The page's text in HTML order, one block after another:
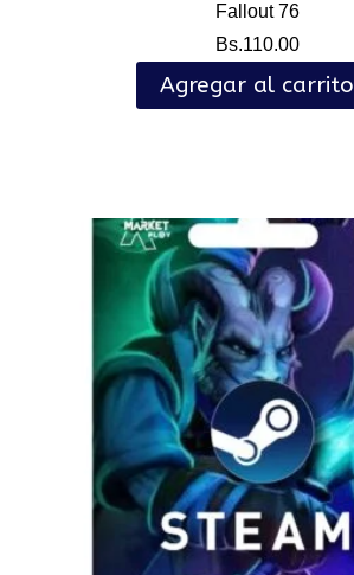
Fallout 76
Bs.110.00
Agregar al carrito